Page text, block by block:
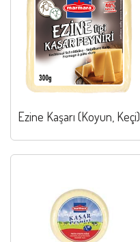
Ezine Kaşarı (Koyun, Keçi)